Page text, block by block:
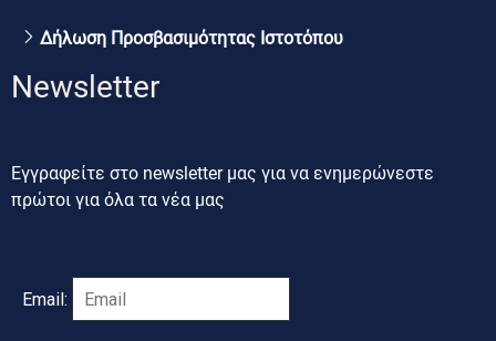
Δήλωση Προσβασιμότητας Ιστοτόπου
Newsletter
Εγγραφείτε στο newsletter μας για να ενημερώνεστε
πρώτοι για όλα τα νέα μας
Email: